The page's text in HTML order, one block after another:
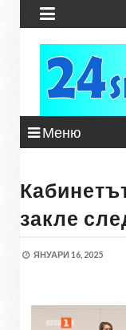

Меню
закле
ЯНУАРИ 16, 2025